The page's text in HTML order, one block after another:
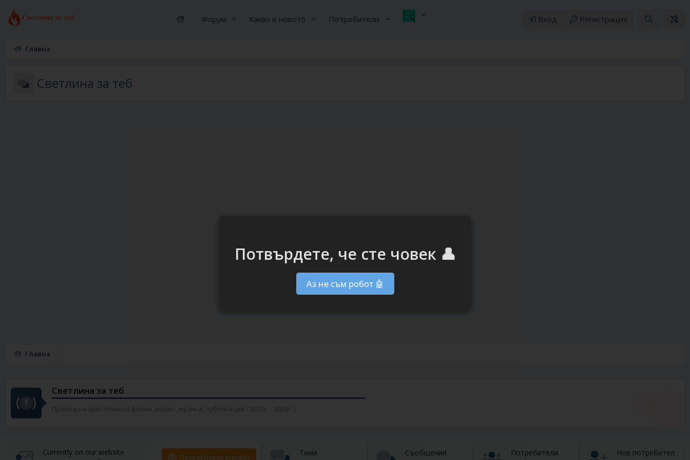
Форум Какво е новото Потребители Вход Регистрация
Главна
Светлина за теб
Потвърдете, че сте човек 👤
Аз не съм робот 🤖
Главна
Светлина за теб
Превод на християнски филми, видео, музика, публикации ( 2010г. - 2026г. )
Currently on our website
Потребители онлайн
Теми
Съобщения
Потребители
Нов потребител